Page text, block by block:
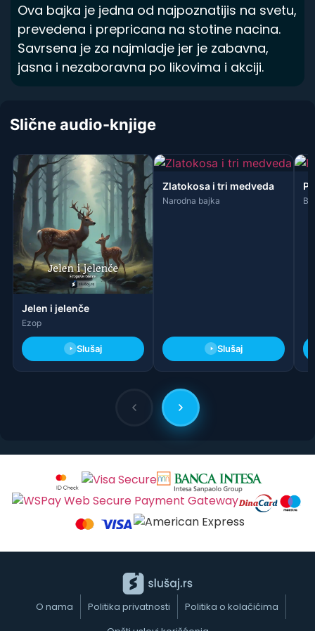
Ova bajka je jedna od najpoznatijis na svetu,
prevedena i prepricana na stotine nacina.
Savrsena je za najmladje jer je zabavna,
jasna i nezaboravna po likovima i akciji.
Slične audio-knjige
Jelen i jelenče
Ezop
Slušaj
Zlatokosa i tri medveda
Narodna bajka
Slušaj
O nama Politika privatnosti
Politika o kolačićima